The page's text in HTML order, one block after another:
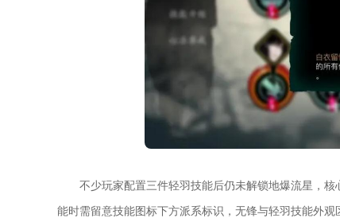
不少玩家配置三件轻羽技能后仍未解锁地爆流星，
能时需留意技能图标下方派系标识，无锋与轻羽技能外